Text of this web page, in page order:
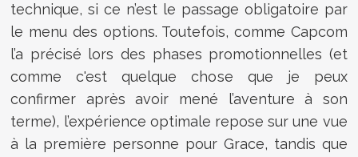
technique, si ce n’est le passage obligatoire par
le menu des options. Toutefois, comme Capcom
l’a précisé lors des phases promotionnelles (et
comme c'est quelque chose que je peux
confirmer après avoir mené l’aventure à son
terme), l’expérience optimale repose sur une vue
à la première personne pour Grace, tandis que